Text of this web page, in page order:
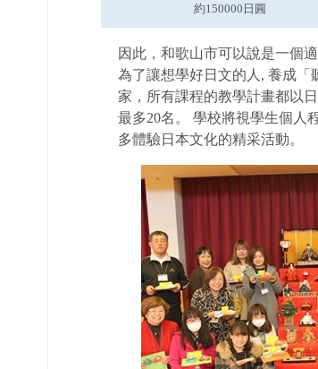
約150000日圓
因此，和歌山市可以說是一個
為了讓想學好日文的人, 養成「
家，所有課程的教學計畫都以
最多20名。 學校將視學生個人
多體驗日本文化的精采活動。